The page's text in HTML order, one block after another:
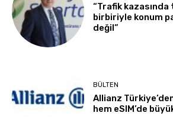
“Trafik kazasında
birbiriyle konum
değil”
BÜLTEN
Allianz
hem eSIM’de